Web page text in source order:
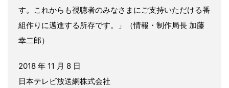
す。これからも視聴者のみなさまにご⽀持いただける番
組作りに邁進する所存です。」（情報・制作局⻑ 加藤
幸⼆郎）
2018 年 11 ⽉ 8 ⽇
⽇本テレビ放送網株式会社